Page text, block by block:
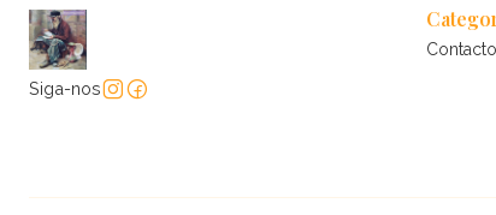
Siga-nos
Contacto